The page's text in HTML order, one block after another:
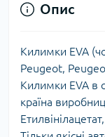
Опис
Килимки EVA
Peugeot,
Килимки EVA в
країна